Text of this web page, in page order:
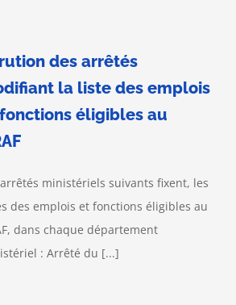
des arrêtés
la liste des emplois
éligibles au
arrêtés ministériels suivants fixent, les
des emplois et fonctions éligibles au
dans chaque département
: Arrêté du [...]